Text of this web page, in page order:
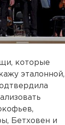
которые
эталонной,
Бетховен и